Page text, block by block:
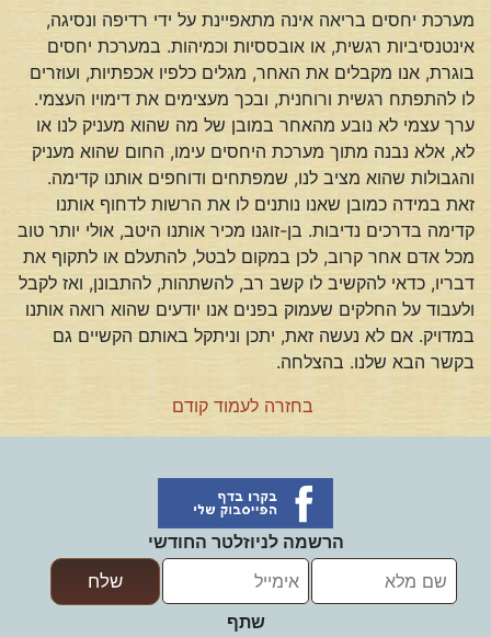
מערכת יחסים בריאה אינה מתאפיינת על ידי רדיפה ונסיגה,
אינטנסיביות רגשית, או אובססיות וכמיהות. במערכת יחסים
בוגרת, אנו מקבלים את האחר, מגלים כלפיו אכפתיות, ועוזרים
לו להתפתח רגשית ורוחנית, ובכך מעצימים את דימויו העצמי.
ערך עצמי לא נובע מהאחר במובן של מה שהוא מעניק לנו או
לא, אלא נבנה מתוך מערכת היחסים עימו, החום שהוא מעניק
והגבולות שהוא מציב לנו, שמפתחים ודוחפים אותנו קדימה.
זאת במידה כמובן שאנו נותנים לו את הרשות לדחוף אותנו
קדימה בדרכים נדיבות. בן-זוגנו מכיר אותנו היטב, אולי יותר טוב
מכל אדם אחר קרוב, לכן במקום לבטל, להתעלם או לתקוף את
דבריו, כדאי להקשיב לו קשב רב, להשתהות, להתבונן, ואז לקבל
ולעבוד על החלקים שעמוק בפנים אנו יודעים שהוא רואה אותנו
במדויק. אם לא נעשה זאת, יתכן וניתקל באותם הקשיים גם
בקשר הבא שלנו. בהצלחה.
בחזרה לעמוד קודם
הרשמה לניוזלטר החודשי
שתף